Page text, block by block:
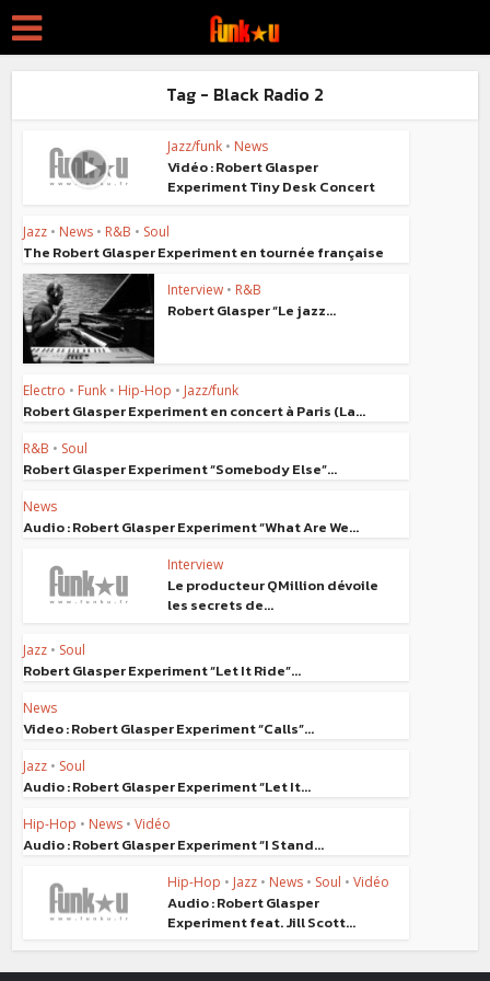
Tag - Black Radio 2
Jazz/funk • News
Vidéo : Robert Glasper
Experiment Tiny Desk Concert
Jazz • News • R&B • Soul
The Robert Glasper Experiment en tournée française
Interview • R&B
Robert Glasper “Le jazz...
Electro • Funk • Hip-Hop • Jazz/funk
Robert Glasper Experiment en concert à Paris (La...
R&B • Soul
Robert Glasper Experiment “Somebody Else”...
News
Audio : Robert Glasper Experiment “What Are We...
Interview
Le producteur QMillion dévoile
les secrets de...
Jazz • Soul
Robert Glasper Experiment “Let It Ride”...
News
Video : Robert Glasper Experiment “Calls”...
Jazz • Soul
Audio : Robert Glasper Experiment “Let It...
Hip-Hop • News • Vidéo
Audio : Robert Glasper Experiment “I Stand...
Hip-Hop • Jazz • News • Soul • Vidéo
Audio : Robert Glasper
Experiment feat. Jill Scott...